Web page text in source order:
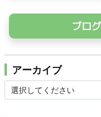
アーカイブ
ブロ